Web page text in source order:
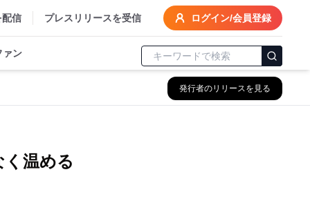
配信 プレスリリースを受信 ログイン/会員登録
ァン
発行者のリリースを見る
く温める